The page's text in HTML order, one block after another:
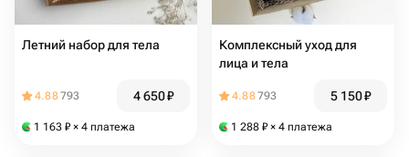
Летний набор для тела
4.88793 4 650₽
1 163 ₽ × 4 платежа
Комплексный уход для
лица и тела
4.88793 5 150₽
1 288 ₽ × 4 платежа